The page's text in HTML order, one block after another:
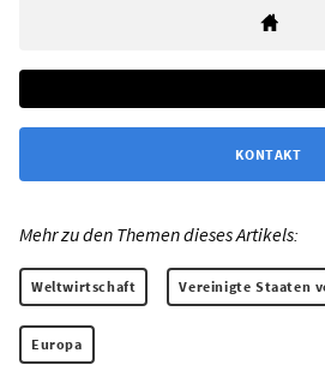
KONTAKT
Mehr zu den Themen dieses Artikels:
Weltwirtschaft Vereinigte Staaten
Europa